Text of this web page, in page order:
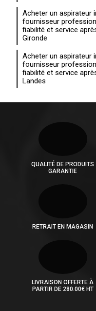
Acheter un aspirateur
fournisseur
fiabilité et service
Gironde
Acheter un aspirateur
fournisseur
fiabilité et service
Landes
QUALITÉ DE PRODUITS
GARANTIE
RETRAIT EN MAGASIN
LIVRAISON OFFERTE À
PARTIR DE 280.00€ HT